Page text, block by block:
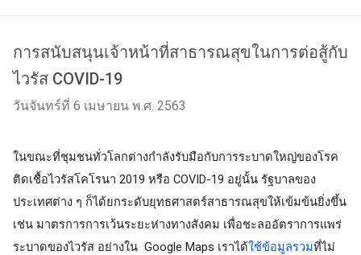
การสนับสนุนเจ้าหน้าที่สาธารณสุขในการต่อสู้กับ
ไวรัส COVID-19
วันจันทร์ที่ 6 เมษายน พ.ศ. 2563
ในขณะที่ชุมชนทั่วโลกต่างกำลังรับมือกับการระบาดใหญ่ของโรค
ติดเชื้อไวรัสโคโรนา 2019 หรือ COVID-19 อยู่นั้น รัฐบาลของ
ประเทศต่าง ๆ ก็ได้ยกระดับยุทธศาสตร์สาธารณสุขให้เข้มข้นยิ่งขึ้น
เช่น มาตรการการเว้นระยะห่างทางสังคม เพื่อชะลออัตราการแพร่
ระบาดของไวรัส อย่างใน  Google Maps เราได้ใช้ข้อมูลรวมที่ไม่